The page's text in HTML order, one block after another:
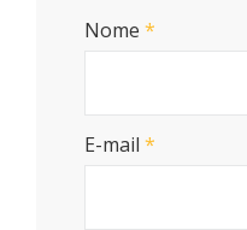
Nome *
E-mail *